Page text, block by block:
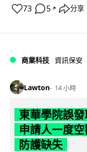
73 5 ↗ 分享
商業科技 資訊保安
Lawton 14 小時
東華學院誤
申請人一度
防護缺失